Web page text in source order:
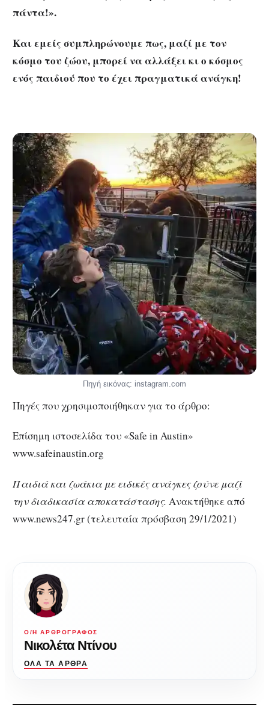
πάντα!».
Και εμείς συμπληρώνουμε πως, μαζί με τον
κόσμο του ζώου, μπορεί να αλλάξει κι ο κόσμος
ενός παιδιού που το έχει πραγματικά ανάγκη!
Πηγή εικόνας: instagram.com
Πηγές που χρησιμοποιήθηκαν για το άρθρο:
Επίσημη ιστοσελίδα του «Safe in Austin»
www.safeinaustin.org
Παιδιά και ζωάκια με ειδικές ανάγκες ζούνε μαζί
την διαδικασία αποκατάστασης. Ανακτήθηκε από
www.news247.gr (τελευταία πρόσβαση 29/1/2021)
Ο/Η ΑΡΘΡΟΓΡΆΦΟΣ
Νικολέτα Ντίνου
ΌΛΑ ΤΑ ΆΡΘΡΑ